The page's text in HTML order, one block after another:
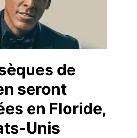
de
seront
en Floride,
Unis